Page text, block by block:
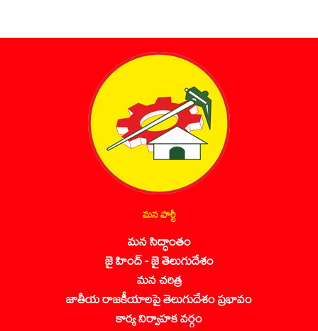
మన పార్టీ
మన సిద్ధాంతం
జై హింద్ - జై తెలుగుదేశం
మన చరిత్ర
జాతీయ రాజకీయాలపై తెలుగుదేశం ప్రభావం
కార్య నిర్వాహక వర్గం